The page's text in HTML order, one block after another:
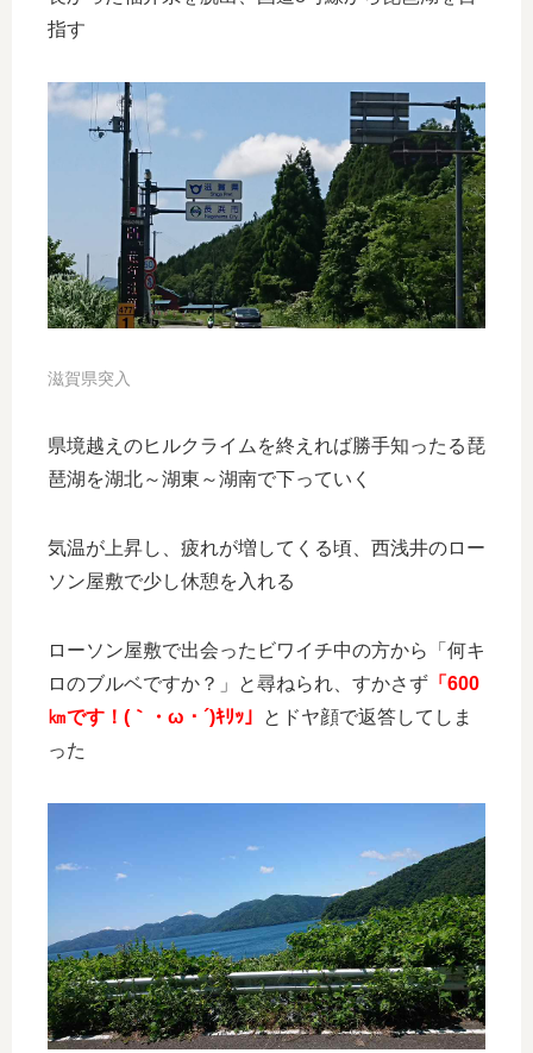
指す
滋賀県突入
県境越えのヒルクライムを終えれば勝手知ったる琵
琶湖を湖北～湖東～湖南で下っていく
気温が上昇し、疲れが増してくる頃、西浅井のロー
ソン屋敷で少し休憩を入れる
ローソン屋敷で出会ったビワイチ中の方から「何キ
ロのブルベですか？」と尋ねられ、すかさず 「600
㎞です！(｀・ω・´)ｷﾘｯ」
とドヤ顔で返答してしま
った